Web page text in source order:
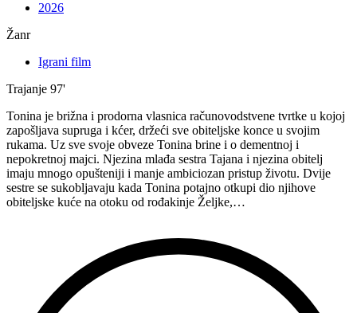
2026
Žanr
Igrani film
Trajanje 97'
Tonina je brižna i prodorna vlasnica računovodstvene tvrtke u kojoj
zapošljava supruga i kćer, držeći sve obiteljske konce u svojim
rukama. Uz sve svoje obveze Tonina brine i o dementnoj i
nepokretnoj majci. Njezina mlađa sestra Tajana i njezina obitelj
imaju mnogo opušteniji i manje ambiciozan pristup životu. Dvije
sestre se sukobljavaju kada Tonina potajno otkupi dio njihove
obiteljske kuće na otoku od rođakinje Željke,…